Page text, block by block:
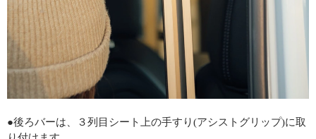
●後ろバーは、３列目シート上の手すり(アシストグリップ)に取